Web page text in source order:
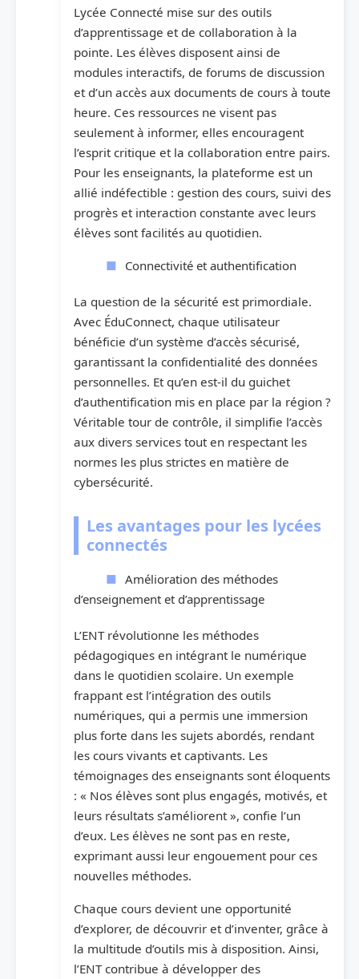
Lycée Connecté mise sur des outils
d’apprentissage et de collaboration à la
pointe. Les élèves disposent ainsi de
modules interactifs, de forums de discussion
et d’un accès aux documents de cours à toute
heure. Ces ressources ne visent pas
seulement à informer, elles encouragent
l’esprit critique et la collaboration entre pairs.
Pour les enseignants, la plateforme est un
allié indéfectible : gestion des cours, suivi des
progrès et interaction constante avec leurs
élèves sont facilités au quotidien.
Connectivité et authentification
La question de la sécurité est primordiale.
Avec ÉduConnect, chaque utilisateur
bénéficie d’un système d’accès sécurisé,
garantissant la confidentialité des données
personnelles. Et qu’en est-il du guichet
d’authentification mis en place par la région ?
Véritable tour de contrôle, il simplifie l’accès
aux divers services tout en respectant les
normes les plus strictes en matière de
cybersécurité.
Les avantages pour les lycées
connectés
Amélioration des méthodes
d’enseignement et d’apprentissage
L’ENT révolutionne les méthodes
pédagogiques en intégrant le numérique
dans le quotidien scolaire. Un exemple
frappant est l’intégration des outils
numériques, qui a permis une immersion
plus forte dans les sujets abordés, rendant
les cours vivants et captivants. Les
témoignages des enseignants sont éloquents
: « Nos élèves sont plus engagés, motivés, et
leurs résultats s’améliorent », confie l’un
d’eux. Les élèves ne sont pas en reste,
exprimant aussi leur engouement pour ces
nouvelles méthodes.
Chaque cours devient une opportunité
d’explorer, de découvrir et d’inventer, grâce à
la multitude d’outils mis à disposition. Ainsi,
l’ENT contribue à développer des